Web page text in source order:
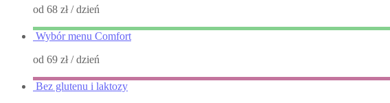
od 68 zł/ dzień
Wybór menu Comfort
od 69 zł/ dzień
Bez glutenu i laktozy